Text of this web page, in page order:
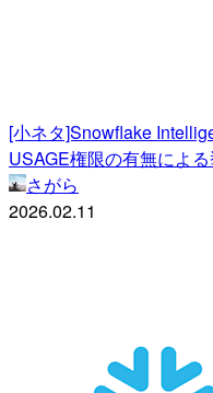
[小ネタ]Snowflake
USAGE権限の有無によ
さがら
2026.02.11